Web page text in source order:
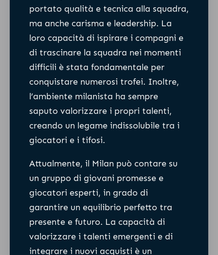
portato qualità e tecnica alla squadra,
ma anche carisma e leadership. La
loro capacità di ispirare i compagni e
di trascinare la squadra nei momenti
difficili è stata fondamentale per
conquistare numerosi trofei. Inoltre,
l’ambiente milanista ha sempre
saputo valorizzare i propri talenti,
creando un legame indissolubile tra i
giocatori e i tifosi.
Attualmente, il Milan può contare su
un gruppo di giovani promesse e
giocatori esperti, in grado di
garantire un equilibrio perfetto tra
presente e futuro. La capacità di
valorizzare i talenti emergenti e di
integrare i nuovi acquisti è un